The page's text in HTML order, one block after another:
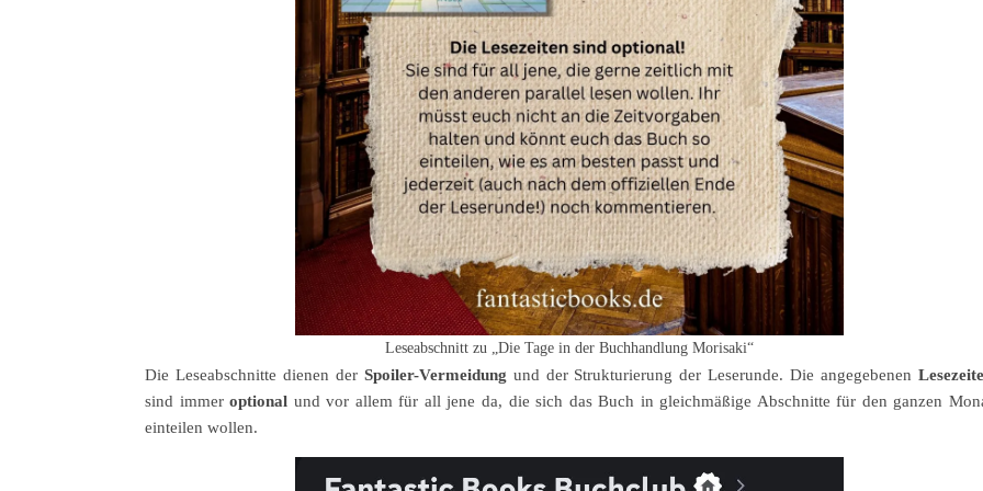
Leseabschnitt zu „Die Tage in der Buchhandlung Morisaki“
Die Leseabschnitte dienen der Spoiler-Vermeidung und der Strukturierung der Leserunde. Die angegebenen
sind immeroptional und vor allem für all jene da, die sich das Buch in gleichmäßige Abschnitte für den ganzen
einteilen wollen.